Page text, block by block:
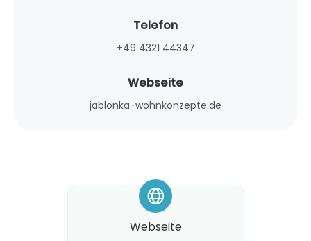
Telefon
+49 4321 44347
Webseite
jablonka-wohnkonzepte.de
*
Webseite